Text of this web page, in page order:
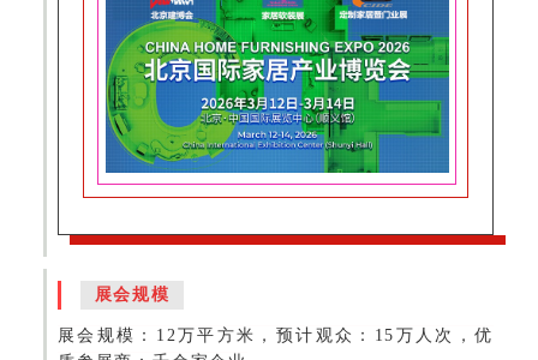
展会规模
展会规模：12万平方米，预计观众：15万人次，优